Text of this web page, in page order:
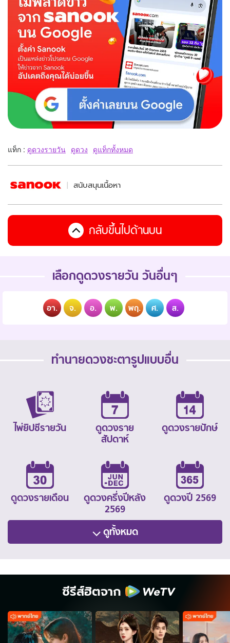
แท็ก : ดูดวงรายวัน ดูดวง ดูแท็กทั้งหมด
สนับสนุนเนื้อหา
กลับขึ้นไปด้านบน
เลือกดูดวงรายวัน วันอื่นๆ
อา. จ. อ. พ. พฤ. ศ. ส.
ทำนายดวงชะตารูปแบบอื่น
ไพ่ยิปซีรายวัน
ดูดวงราย
สัปดาห์
ดูดวงรายปักษ์
ดูดวงรายเดือน
ดูดวงครึ่งปีหลัง
2569
ดูดวงปี 2569
ดูทั้งหมด
ซีรีส์ฮิตจาก